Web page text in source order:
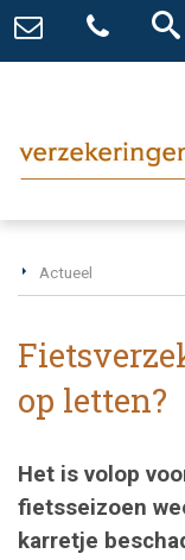
Actueel
op letten?
Het is volop
fietsseizoen
karretje